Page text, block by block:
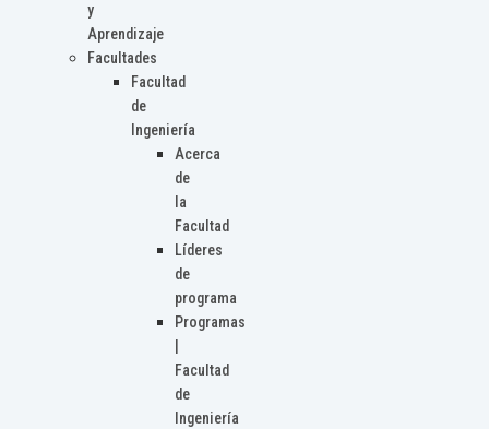
y
Aprendizaje
Facultades
Facultad
de
Ingeniería
Acerca
de
la
Facultad
Líderes
de
programa
Programas
Facultad
de
Ingeniería